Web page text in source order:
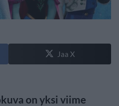
Jaa X
on yksi viime